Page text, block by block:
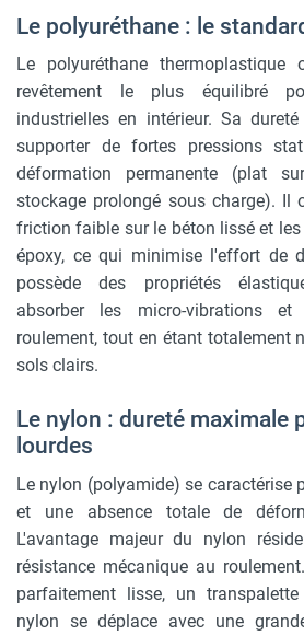
Le polyuréthane : le
Le polyuréthane thermoplastique
revêtement le plus équilibré
industrielles en intérieur. Sa
supporter de fortes pressions
déformation permanente (plat
stockage prolongé sous charge). Il
friction faible sur le béton lissé et les
époxy, ce qui minimise l'effort de
possède des propriétés
absorber les micro-vibrations
roulement, tout en étant totalement
sols clairs.
Le nylon : dureté maximale
lourdes
Le nylon (polyamide) se caractérise
et une absence totale de
L'avantage majeur du nylon
résistance mécanique au
parfaitement lisse, un
nylon se déplace avec une